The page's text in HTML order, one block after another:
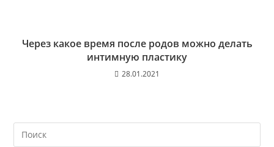
Через какое время после родов можно делать
интимную пластику
28.01.2021